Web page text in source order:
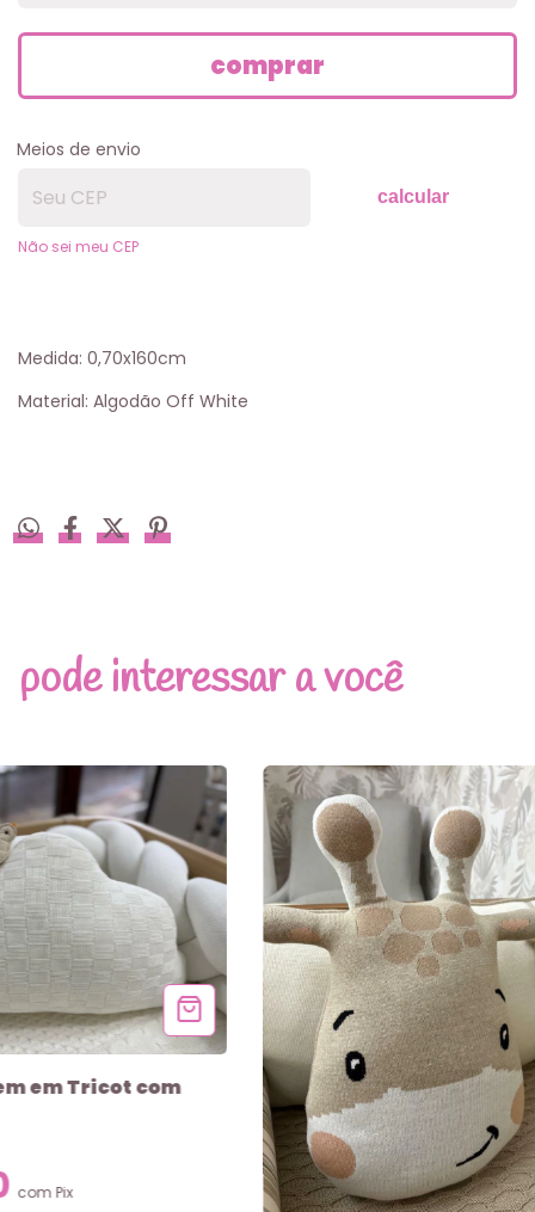
Meios de envio
calcular
Não sei meu CEP
Medida: 0,70x160cm
Material: Algodão Off White
pode interessar a você
em Tricot com
com Pix